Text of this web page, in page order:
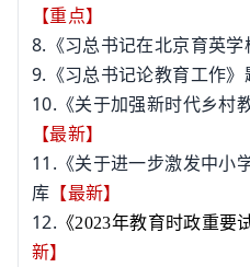
【重点】
8. 《习总书记在北京育英
9. 《习总书记论教育工作》
10. 《关于加强新时代乡村
【最新】
11. 《关于进一步激发中小
库 【最新】
12. 《2023年教育时政重要
新】